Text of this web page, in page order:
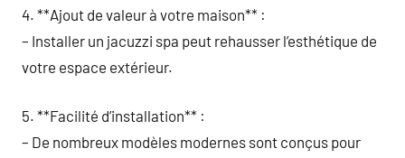
4. **Ajout de valeur à votre maison** :
– Installer un jacuzzi spa peut rehausser l’esthétique de
votre espace extérieur.
5. **Facilité d’installation** :
– De nombreux modèles modernes sont conçus pour